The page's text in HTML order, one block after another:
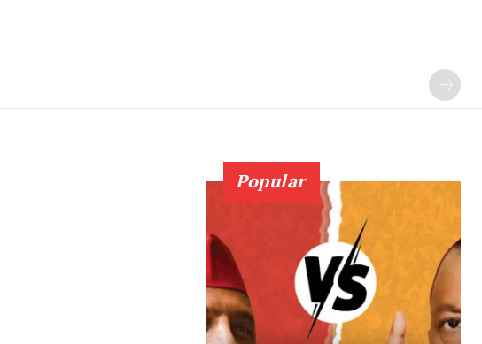
Popular